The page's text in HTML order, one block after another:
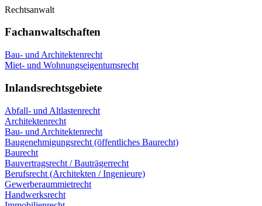
Rechtsanwalt
Fachanwaltschaften
Bau- und Architektenrecht
Miet- und Wohnungseigentumsrecht
Inlandsrechtsgebiete
Abfall- und Altlastenrecht
Architektenrecht
Bau- und Architektenrecht
Baugenehmigungsrecht (öffentliches Baurecht)
Baurecht
Bauvertragsrecht / Bauträgerrecht
Berufsrecht (Architekten / Ingenieure)
Gewerberaummietrecht
Handwerksrecht